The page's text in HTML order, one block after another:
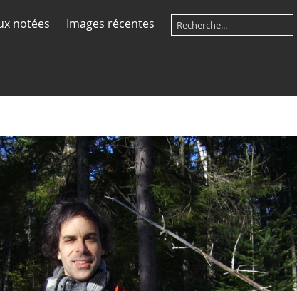
notées Images récentes